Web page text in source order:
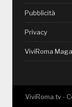
Pubblicità
Privacy
ViviRoma
ViviRoma.tv -